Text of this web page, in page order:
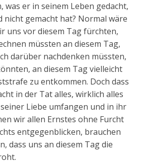
was er in seinem Leben gedacht,
nicht gemacht hat? Normal wäre
uns vor diesem Tag fürchten,
müssten an diesem Tag,
darüber nachdenken müssten,
an diesem Tag vielleicht
zu entkommen. Doch dass
in der Tat alles, wirklich alles
Liebe umfangen und in ihr
wir allen Ernstes ohne Furcht
entgegenblicken, brauchen
dass uns an diesem Tag die